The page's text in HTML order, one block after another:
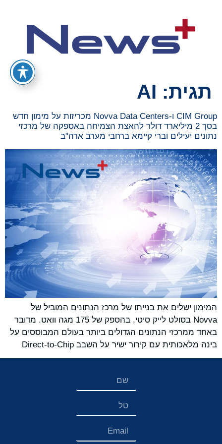
תגית: AI
CIM Group ו-Novva Data Centers מכריזות על מימון חדש
בסך 2 מיליארד דולר להאצת הצמיחה באספקה של מרכזי
נתונים יעילים וברי קיימא ברחבי מערב ארה"ב
המימון ישלים את בנייתו של מרכז הנתונים המוביל של
Novva בסולט לייק סיטי, בהספק של 175 מגה וואט. מדובר
באחד ממרכזי הנתונים הגדולים ביותר בעולם המבוססים על
בינה מלאכותית עם קירור ישיר על השבב Direct-to-Chip